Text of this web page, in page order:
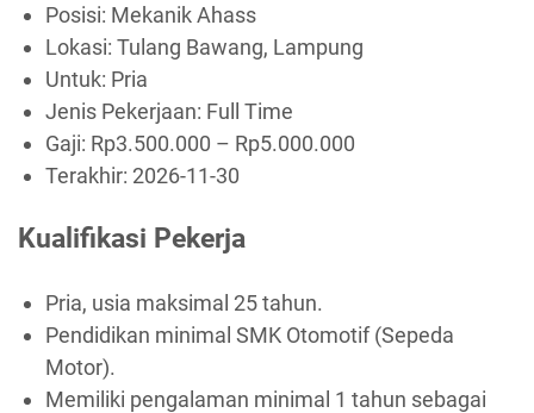
Posisi: Mekanik Ahass
Lokasi: Tulang Bawang, Lampung
Untuk: Pria
Jenis Pekerjaan: Full Time
Gaji: Rp3.500.000 – Rp5.000.000
Terakhir: 2026-11-30
Kualifikasi Pekerja
Pria, usia maksimal 25 tahun.
Pendidikan minimal SMK Otomotif (Sepeda
Motor).
Memiliki pengalaman minimal 1 tahun sebagai